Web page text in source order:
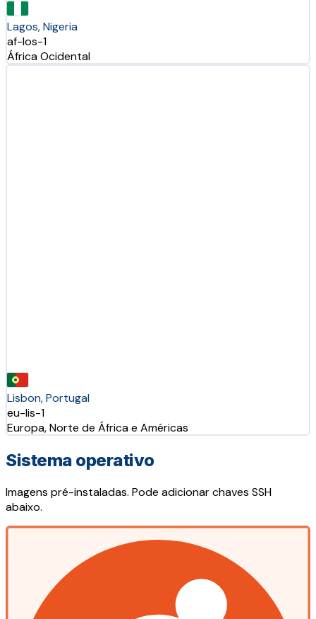
Lagos, Nigeria
af-los-1
África Ocidental
Lisbon, Portugal
eu-lis-1
Europa, Norte de África e Américas
Sistema operativo
Imagens pré-instaladas. Pode adicionar chaves SSH
abaixo.